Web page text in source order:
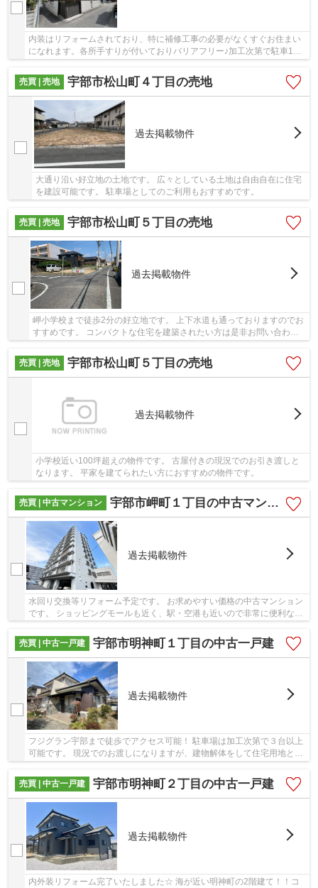
内装はリフォームされており、特に補修工事の必要がなくすぐお住まい
になれます。各所手すりが付いておりバリアフリー♪加工次第で駐車1台
売買 | 売地
宇部市松山町４丁目の売地
過去掲載物件
大通り沿い好立地の土地です。 広々としている土地は自由自在に住宅
を建設可能です。 駐車場としてのご利用もおすすめです。
売買 | 売地 宇部市松山町５丁目の売地
過去掲載物件
岬小学校まで徒歩2分の好立地です。 上下水道も通っておりますのでお
すすめです。 コンパクトな住宅を建築されたい方は是非お問い合わせ
売買 | 売地
宇部市松山町５丁目の売地
過去掲載物件
小学校近い100坪超えの物件です。 古屋付きの現況でのお引き渡しと
なります。 平家を建てられたい方におすすめの物件です。
売買 | 中古マンション 宇部市岬町１丁目の中古マンション
過去掲載物件
水回り交換等リフォーム予定です。 お求めやすい価格の中古マンション
です。 ショッピングモールも近く、駅・空港も近いので非常に便利な立
売買 | 中古一戸建
宇部市明神町１丁目の中古一戸建
過去掲載物件
フジグラン宇部まで徒歩でアクセス可能！ 駐車場は加工次第で３台以上
可能です。 現況でのお渡しになりますが、建物解体をして住宅用地とし
売買 | 中古一戸建
宇部市明神町２丁目の中古一戸建
過去掲載物件
内外装リフォーム完了いたしました☆ 海が近い明神町の2階建て！！コ